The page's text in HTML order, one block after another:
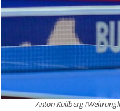
Anton Källberg